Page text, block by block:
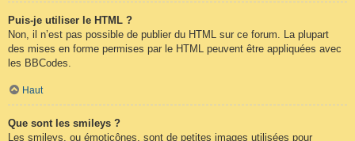
Puis-je utiliser le HTML ?
Non, il n’est pas possible de publier du HTML sur ce forum. La plupart
des mises en forme permises par le HTML peuvent être appliquées avec
les BBCodes.
Haut
Que sont les smileys ?
Les smileys, ou émoticônes, sont de petites images utilisées pour